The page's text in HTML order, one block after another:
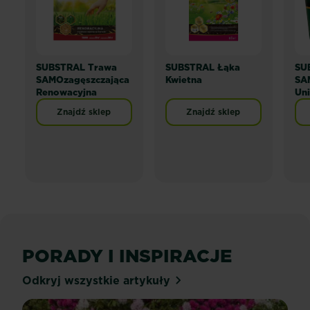
SUBSTRAL Trawa
SAMOzagęszczająca
Renowacyjna
Znajdź sklep
SUBSTRAL Łąka
Kwietna
Znajdź sklep
PORADY I INSPIRACJE
Odkryj wszystkie artykuły